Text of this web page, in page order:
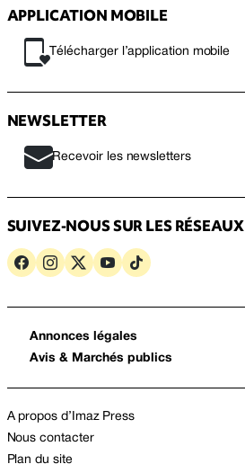
APPLICATION MOBILE
Télécharger l’application mobile
NEWSLETTER
Recevoir les newsletters
SUIVEZ-NOUS SUR LES RÉSEAUX
Annonces légales
Avis & Marchés publics
A propos d’Imaz Press
Nous contacter
Plan du site